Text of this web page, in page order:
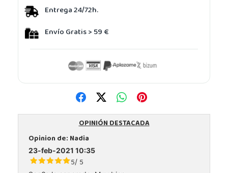
Entrega 24/72h.
Envío Gratis > 59 €
OPINIÓN DESTACADA
Opinion de:Nadia
23-feb-2021 10:35
5/ 5